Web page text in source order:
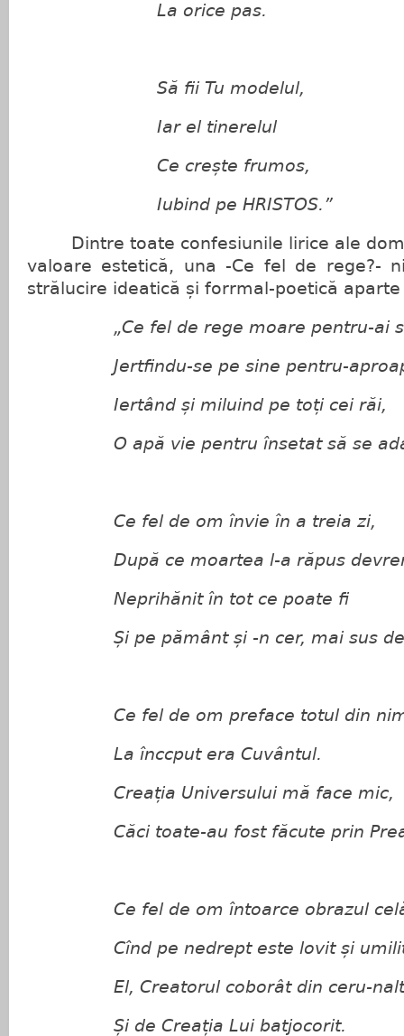
La orice pas.
Să fii Tu modelul,
Iar el tinerelul
Ce crește frumos,
Iubind pe HRISTOS.”
Dintre toate confesiunile lirice ale
valoare estetică, una -Ce fel de rege?-
strălucire ideatică și forrmal-poetică
„Ce fel de rege moare pentru-ai
Jertfindu-se pe sine pentru-
Iertând și miluind pe toți cei răi,
O apă vie pentru însetat să se
Ce fel de om învie în a treia zi,
După ce moartea l-a răpus
Neprihănit în tot ce poate fi
Și pe pământ și -n cer, mai sus de
Ce fel de om preface totul din
La înccput era Cuvântul.
Creația Universului mă face mic,
Căci toate-au fost făcute prin
Ce fel de om întoarce obrazul
Cînd pe nedrept este lovit și
El, Creatorul coborât din ceru-nalt
Și de Creația Lui batjocorit.